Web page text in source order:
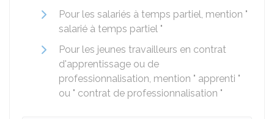
Pour les salariés à temps partiel, mention "
salarié à temps partiel "
Pour les jeunes travailleurs en contrat
d'apprentissage ou de
professionnalisation, mention " apprenti "
ou " contrat de professionnalisation "